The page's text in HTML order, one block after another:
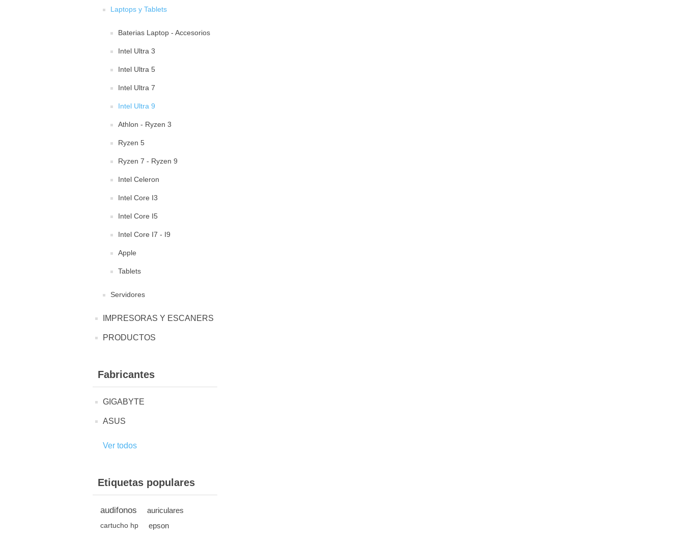
Laptops y Tablets
Baterias Laptop - Accesorios
Intel Ultra 3
Intel Ultra 5
Intel Ultra 7
Intel Ultra 9
Athlon - Ryzen 3
Ryzen 5
Ryzen 7 - Ryzen 9
Intel Celeron
Intel Core I3
Intel Core I5
Intel Core I7 - I9
Apple
Tablets
Servidores
IMPRESORAS Y ESCANERS
PRODUCTOS
Fabricantes
GIGABYTE
ASUS
Ver todos
Etiquetas populares
audifonos auriculares
cartucho hp epson